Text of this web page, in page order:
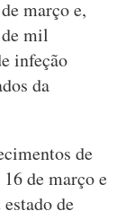
março e,
mil
infeção
da
de
de março e
de